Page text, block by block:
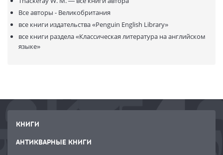
epic of love and social adventure.
The Penguin English Library — 100 editions of the best fiction in
English, from the eighteenth century and the very first novels to the
beginning of the First World War.
Все авторы - Великобритания
все книги издательства«Penguin English Library»
все книги раздела«Классическая литература на английском
языке»
КНИГИ
АНТИКВАРНЫЕ КНИГИ